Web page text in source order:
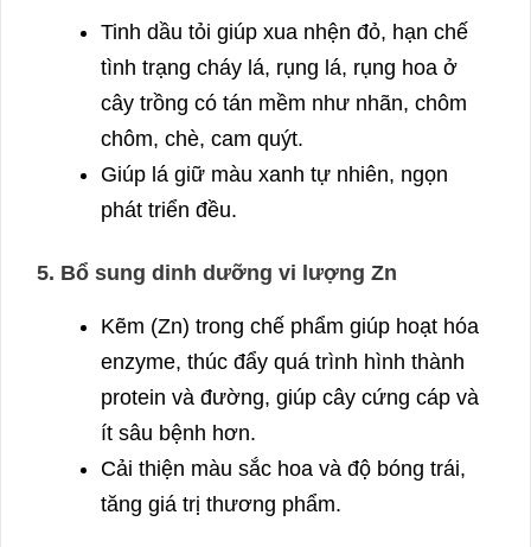
Tinh dầu tỏi giúp xua nhện đỏ, hạn chế
tình trạng cháy lá, rụng lá, rụng hoa ở
cây trồng có tán mềm như nhãn, chôm
chôm, chè, cam quýt.
Giúp lá giữ màu xanh tự nhiên, ngọn
phát triển đều.
5. Bổ sung dinh dưỡng vi lượng Zn
Kẽm (Zn) trong chế phẩm giúp hoạt hóa
enzyme, thúc đẩy quá trình hình thành
protein và đường, giúp cây cứng cáp và
ít sâu bệnh hơn.
Cải thiện màu sắc hoa và độ bóng trái,
tăng giá trị thương phẩm.